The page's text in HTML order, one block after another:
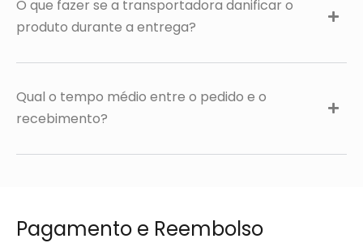
O que fazer se a transportadora danificar o
produto durante a entrega?
Qual o tempo médio entre o pedido e o
recebimento?
Pagamento e Reembolso